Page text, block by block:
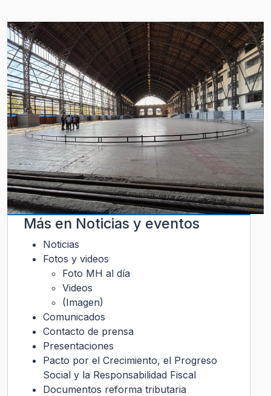
Más en Noticias y eventos
Noticias
Fotos y videos
Foto MH al día
Videos
(Imagen)
Comunicados
Contacto de prensa
Presentaciones
Pacto por el Crecimiento, el Progreso
Social y la Responsabilidad Fiscal
Documentos reforma tributaria